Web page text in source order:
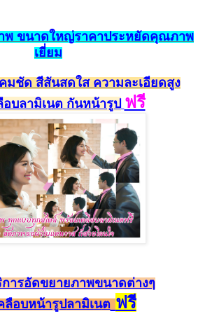
พ ขนาดใหญ่ราคาประหยัดคุณภาพ
เยี่ยม
มชัด สีสันสดใส ความละเอียดสูง
อบลามิเนต กันหน้ารูป ฟรี
ารอัดขยายภาพขนาดต่างๆ
ลือบหน้ารูปลามิเนต ฟรี